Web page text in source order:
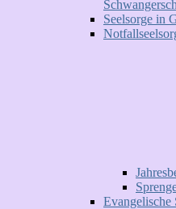
Seelsorge in
Evangelische